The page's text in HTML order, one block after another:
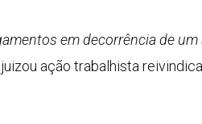
em decorrência de
ação trabalhista